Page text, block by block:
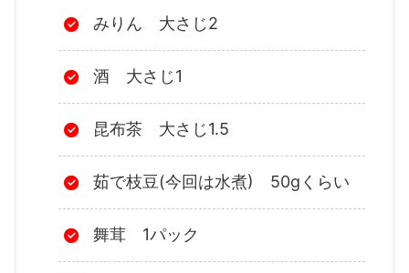
みりん 大さじ2
酒 大さじ1
昆布茶 大さじ1.5
茹で枝豆(今回は水煮) 50gくらい
舞茸 1パック